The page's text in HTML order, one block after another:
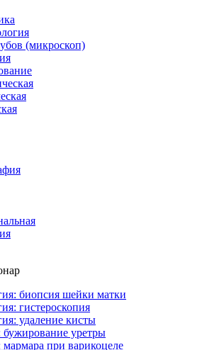
(микроскоп)
биопсия шейки матки
гистероскопия
удаление кисты
бужирование уретры
мармара при варикоцеле